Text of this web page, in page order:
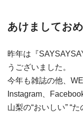
あけましてお
昨年は『
うございました。
今年も雑誌の他、
Instagram、
山梨の“おいしい” “